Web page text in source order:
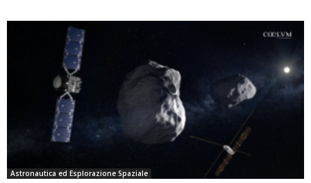
Astronautica ed Esplorazione Spaziale